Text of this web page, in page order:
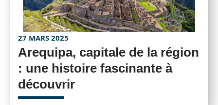
27 MARS 2025
Arequipa, capitale de la région
: une histoire fascinante à
découvrir